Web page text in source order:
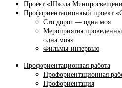
Проект «Школа
Профориентационный проект
Сто дорог — одна моя
Мероприятия
одна моя»
Фильмы-интервью
Профориентационная работа
Профориентационная
Профориентация